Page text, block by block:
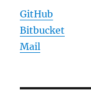
GitHub
Bitbucket
Mail